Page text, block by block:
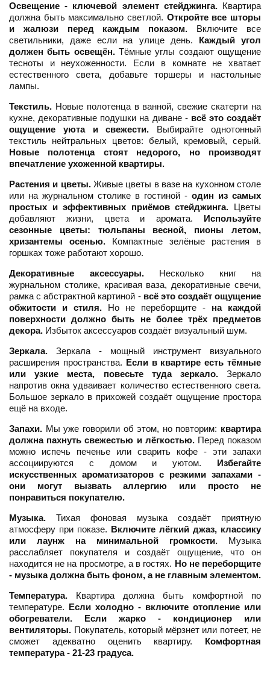
Освещение - ключевой элемент стейджинга.Квартира
должна быть максимально светлой. Откройте все шторы
и жалюзи перед каждым показом. Включите все
светильники, даже если на улице день. Каждый угол
должен быть освещён.Тёмные углы создают ощущение
тесноты и неухоженности. Если в комнате не хватает
естественного света, добавьте торшеры и настольные
лампы.
Текстиль. Новые полотенца в ванной, свежие скатерти на
кухне, декоративные подушки на диване - всё это создаёт
ощущение уюта и свежести. Выбирайте однотонный
текстиль нейтральных цветов: белый, кремовый, серый.
Новые полотенца стоят недорого, но производят
впечатление ухоженной квартиры.
Растения и цветы.Живые цветы в вазе на кухонном столе
или на журнальном столике в гостиной - один из самых
простых и эффективных приёмов стейджинга. Цветы
добавляют жизни, цвета и аромата. Используйте
сезонные цветы: тюльпаны весной, пионы летом,
хризантемы осенью. Компактные зелёные растения в
горшках тоже работают хорошо.
Декоративные аксессуары.Несколько книг на
журнальном столике, красивая ваза, декоративные свечи,
рамка с абстрактной картиной - всё это создаёт ощущение
обжитости и стиля. Но не переборщите - на каждой
поверхности должно быть не более трёх предметов
декора. Избыток аксессуаров создаёт визуальный шум.
Зеркала. Зеркала - мощный инструмент визуального
расширения пространства. Если в квартире есть тёмные
или узкие места, повесьте туда зеркало.Зеркало
напротив окна удваивает количество естественного света.
Большое зеркало в прихожей создаёт ощущение простора
ещё на входе.
Запахи. Мы уже говорили об этом, но повторим: квартира
должна пахнуть свежестью и лёгкостью.Перед показом
можно испечь печенье или сварить кофе - эти запахи
ассоциируются с домом и уютом. Избегайте
искусственных ароматизаторов с резкими запахами -
они могут вызвать аллергию или просто не
понравиться покупателю.
Музыка. Тихая фоновая музыка создаёт приятную
атмосферу при показе. Включите лёгкий джаз, классику
или лаунж на минимальной громкости. Музыка
расслабляет покупателя и создаёт ощущение, что он
находится не на просмотре, а в гостях. Но не переборщите
- музыка должна быть фоном, а не главным элементом.
Температура. Квартира должна быть комфортной по
температуре. Если холодно - включите отопление или
обогреватели. Если жарко - кондиционер или
вентиляторы. Покупатель, который мёрзнет или потеет, не
сможет адекватно оценить квартиру. Комфортная
температура - 21-23 градуса.